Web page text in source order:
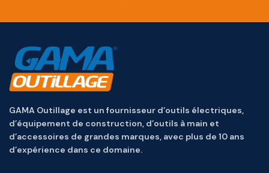
GAMA Outillage est un fournisseur d’outils électriques,
d’équipement de construction, d’outils à main et
d’accessoires de grandes marques, avec plus de 10 ans
d’expérience dans ce domaine.